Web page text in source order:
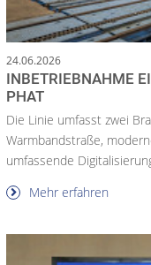
24.06.2026
INBETRIEBNAHME
PHAT
Die Linie umfasst zwei
Warmbandstraße,
umfassende
Mehr erfahren